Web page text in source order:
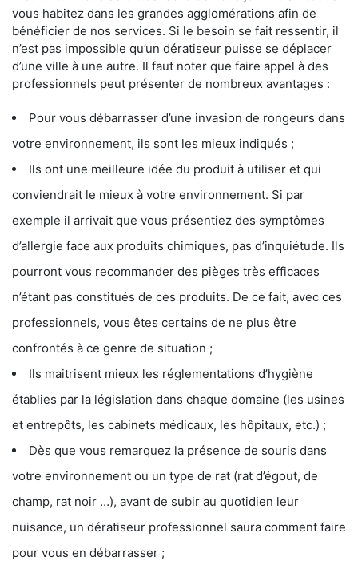
vous habitez dans les grandes agglomérations afin de
bénéficier de nos services. Si le besoin se fait ressentir, il
n’est pas impossible qu’un dératiseur puisse se déplacer
d’une ville à une autre. Il faut noter que faire appel à des
professionnels peut présenter de nombreux avantages :
Pour vous débarrasser d’une invasion de rongeurs dans
votre environnement, ils sont les mieux indiqués ;
Ils ont une meilleure idée du produit à utiliser et qui
conviendrait le mieux à votre environnement. Si par
exemple il arrivait que vous présentiez des symptômes
d’allergie face aux produits chimiques, pas d’inquiétude. Ils
pourront vous recommander des pièges très efficaces
n’étant pas constitués de ces produits. De ce fait, avec ces
professionnels, vous êtes certains de ne plus être
confrontés à ce genre de situation ;
Ils maitrisent mieux les réglementations d’hygiène
établies par la législation dans chaque domaine (les usines
et entrepôts, les cabinets médicaux, les hôpitaux, etc.) ;
Dès que vous remarquez la présence de souris dans
votre environnement ou un type de rat (rat d’égout, de
champ, rat noir …), avant de subir au quotidien leur
nuisance, un dératiseur professionnel saura comment faire
pour vous en débarrasser ;